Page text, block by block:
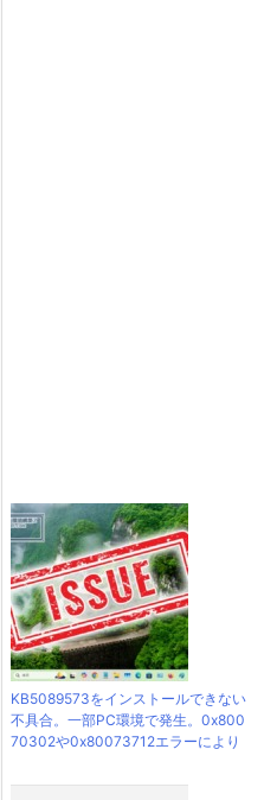
KB5089573をインストールできない
不具合。一部PC環境で発生。0x800
70302や0x80073712エラーにより